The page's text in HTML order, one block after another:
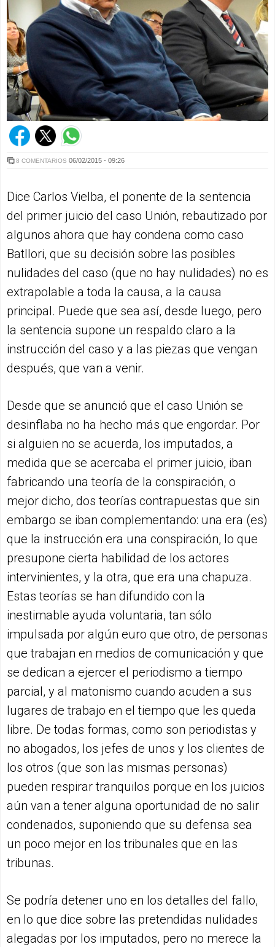
8 COMENTARIOS 06/02/2015 - 09:26
Dice Carlos Vielba, el ponente de la sentencia
del primer juicio del caso Unión, rebautizado por
algunos ahora que hay condena como caso
Batllori, que su decisión sobre las posibles
nulidades del caso (que no hay nulidades) no es
extrapolable a toda la causa, a la causa
principal. Puede que sea así, desde luego, pero
la sentencia supone un respaldo claro a la
instrucción del caso y a las piezas que vengan
después, que van a venir.
Desde que se anunció que el caso Unión se
desinflaba no ha hecho más que engordar. Por
si alguien no se acuerda, los imputados, a
medida que se acercaba el primer juicio, iban
fabricando una teoría de la conspiración, o
mejor dicho, dos teorías contrapuestas que sin
embargo se iban complementando: una era (es)
que la instrucción era una conspiración, lo que
presupone cierta habilidad de los actores
intervinientes, y la otra, que era una chapuza.
Estas teorías se han difundido con la
inestimable ayuda voluntaria, tan sólo
impulsada por algún euro que otro, de personas
que trabajan en medios de comunicación y que
se dedican a ejercer el periodismo a tiempo
parcial, y al matonismo cuando acuden a sus
lugares de trabajo en el tiempo que les queda
libre. De todas formas, como son periodistas y
no abogados, los jefes de unos y los clientes de
los otros (que son las mismas personas)
pueden respirar tranquilos porque en los juicios
aún van a tener alguna oportunidad de no salir
condenados, suponiendo que su defensa sea
un poco mejor en los tribunales que en las
tribunas.
Se podría detener uno en los detalles del fallo,
en lo que dice sobre las pretendidas nulidades
alegadas por los imputados, pero no merece la